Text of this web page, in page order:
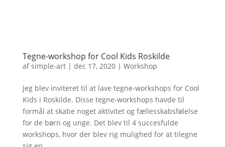
Tegne-workshop for Cool Kids Roskilde
afsimple-art| dec 17, 2020| Workshop
Jeg blev inviteret til at lave tegne-workshops for Cool
Kids i Roskilde. Disse tegne-workshops havde til
formål at skabe noget aktivitet og fællesskabsfølelse
for de børn og unge. Det blev til 4 succesfulde
workshops, hvor der blev rig mulighed for at tilegne